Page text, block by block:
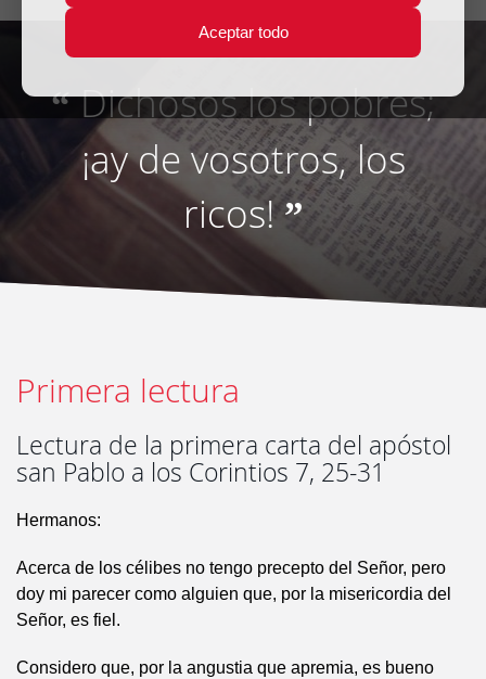
Aceptar todo
“Dichosos los pobres;
¡ay de vosotros, los
ricos!”
Primera lectura
Lectura de la primera carta del apóstol
san Pablo a los Corintios 7, 25-31
Hermanos:
Acerca de los célibes no tengo precepto del Señor, pero
doy mi parecer como alguien que, por la misericordia del
Señor, es fiel.
Considero que, por la angustia que apremia, es bueno